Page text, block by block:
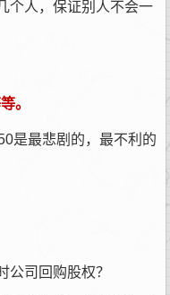
个人，保证别人不会一
。
是最悲剧的，最不利的
公司回购股权？